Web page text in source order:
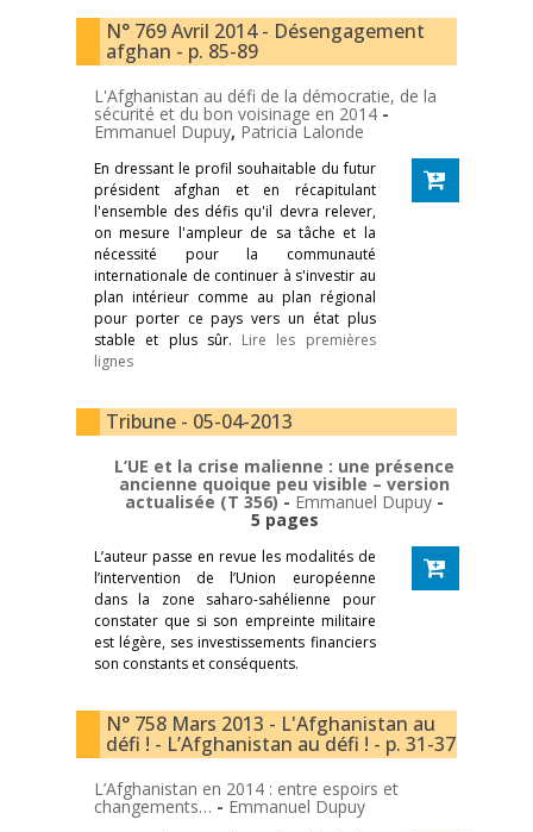
N° 769 Avril 2014 - Désengagement
afghan - p. 85-89
L'Afghanistan au défi de la démocratie, de la
sécurité et du bon voisinage en 2014 -
Emmanuel Dupuy, Patricia Lalonde
En dressant le profil souhaitable du futur
président afghan et en récapitulant
l'ensemble des défis qu'il devra relever,
on mesure l'ampleur de sa tâche et la
nécessité pour la communauté
internationale de continuer à s'investir au
plan intérieur comme au plan régional
pour porter ce pays vers un état plus
stable et plus sûr. Lire les premières
lignes
Tribune - 05-04-2013
L’UE et la crise malienne : une présence
ancienne quoique peu visible – version
actualisée (T 356) - Emmanuel Dupuy -
5 pages
L’auteur passe en revue les modalités de
l’intervention de l’Union européenne
dans la zone saharo-sahélienne pour
constater que si son empreinte militaire
est légère, ses investissements financiers
son constants et conséquents.
N° 758 Mars 2013 - L'Afghanistan au
défi ! - L’Afghanistan au défi ! - p. 31-37
L’Afghanistan en 2014 : entre espoirs et
changements… - Emmanuel Dupuy